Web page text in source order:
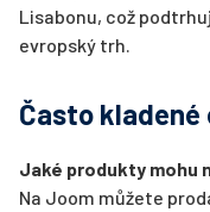
Lisabonu, což
evropský trh.
Často
Jaké produkty mohu
Na Joom můžete